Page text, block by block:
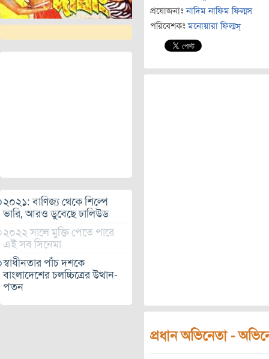
২০২১: বাণিজ্য থেকে শিল্পে
ভারি, আরও ডুবেছে ঢালিউড
২০২২ সালে মুক্তি পেতে পারে
এই সব সিনেমা
স্বাধীনতার পাঁচ দশকে
বাংলাদেশের চলচ্চিত্রের উত্থান-
পতন
প্রযোজনাঃ নাদিম নাফিম ফিল্মস
পরিবেশকঃ মনোয়ারা ফিল্মস্‌
প্রধান অভিনেতা -